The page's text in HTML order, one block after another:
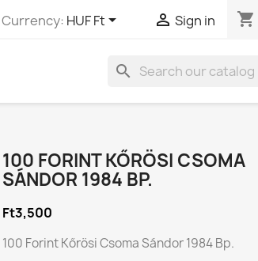
Currency: HUF Ft  Sign in shopping_cart
search
100 FORINT KŐRÖSI CSOMA
SÁNDOR 1984 BP.
Ft3,500
100 Forint Kőrösi Csoma Sándor 1984 Bp.